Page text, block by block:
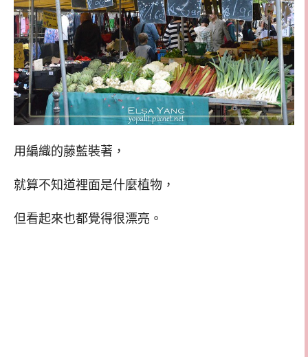
用編織的藤藍裝著，
就算不知道裡面是什麼植物，
但看起來也都覺得很漂亮。